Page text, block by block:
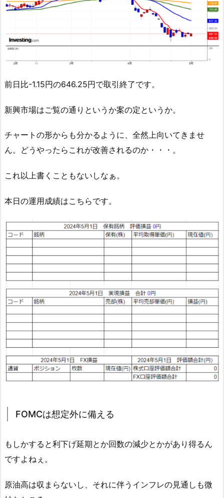
前日比-1.15円の646.25円で取引終了です。
新興市場はご覧の通りというか案の定というか。
チャートの形からも分かるように、全然上向いてきませ
ん。どうやったらこれが改善されるのか・・・。
これ以上書くこともないしなぁ。
本日の運用成績はこちらです。
FOMCは想定外に備える
もしかすると利下げ延期とか回数の減少とかがあり得るん
ですよねぇ。
原油高は収まらないし、それに伴うインフレの見通しも微